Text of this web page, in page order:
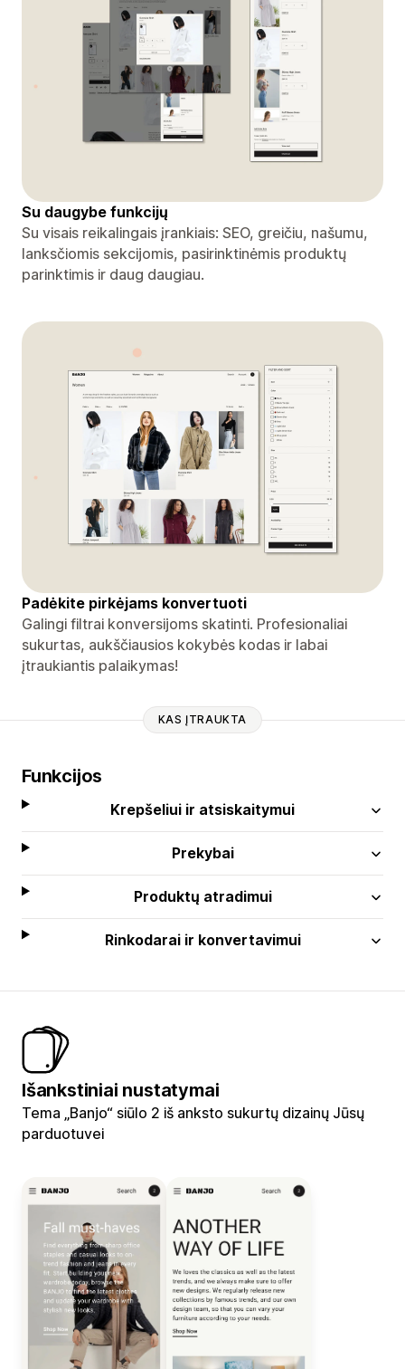
Su daugybe funkcijų
Su visais reikalingais įrankiais: SEO, greičiu, našumu,
lanksčiomis sekcijomis, pasirinktinėmis produktų
parinktimis ir daug daugiau.
Padėkite pirkėjams konvertuoti
Galingi filtrai konversijoms skatinti. Profesionaliai
sukurtas, aukščiausios kokybės kodas ir labai
įtraukiantis palaikymas!
KAS ĮTRAUKTA
Funkcijos
Krepšeliui ir atsiskaitymui
Prekybai
Produktų atradimui
Rinkodarai ir konvertavimui
Išankstiniai nustatymai
Tema „Banjo“ siūlo 2 iš anksto sukurtų dizainų Jūsų
parduotuvei